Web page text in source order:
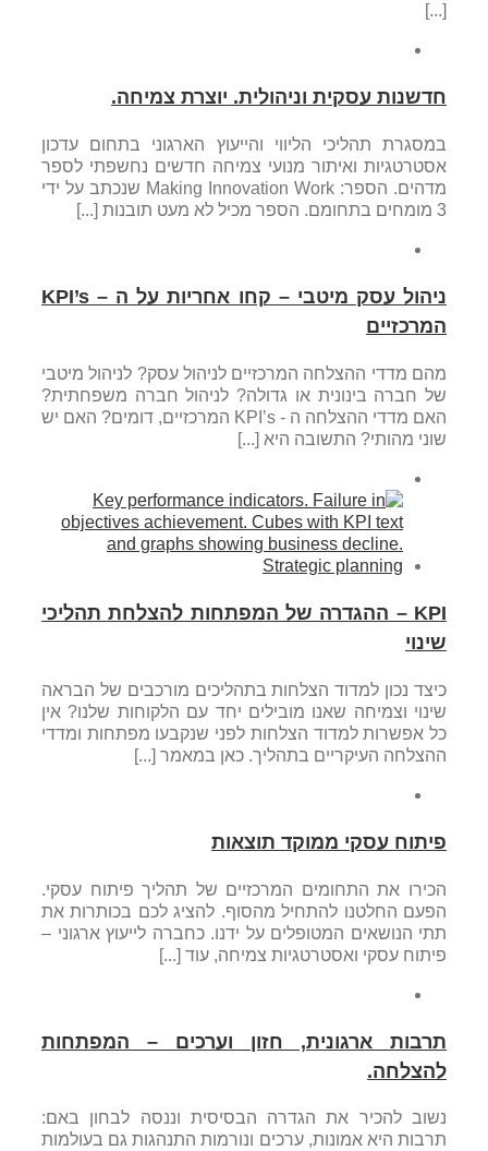
[...]
חדשנות עסקית וניהולית. יוצרת צמיחה.
במסגרת תהליכי הליווי והייעוץ הארגוני בתחום עדכון
אסטרטגיות ואיתור מנועי צמיחה חדשים נחשפתי לספר
מדהים. הספר: Making Innovation Work שנכתב על ידי
3 מומחים בתחומם. הספר מכיל לא מעט תובנות [...]
ניהול עסק מיטבי – קחו אחריות על ה – KPI’s
המרכזיים
מהם מדדי ההצלחה המרכזיים לניהול עסק? לניהול מיטבי
של חברה בינונית או גדולה? לניהול חברה משפחתית?
האם מדדי ההצלחה ה - KPI’s המרכזיים, דומים? האם יש
שוני מהותי? התשובה היא [...]
KPI – ההגדרה של המפתחות להצלחת תהליכי
שינוי
כיצד נכון למדוד הצלחות בתהליכים מורכבים של הבראה
שינוי וצמיחה שאנו מובילים יחד עם הלקוחות שלנו? אין
כל אפשרות למדוד הצלחות לפני שנקבעו מפתחות ומדדי
ההצלחה העיקריים בתהליך. כאן במאמר [...]
פיתוח עסקי ממוקד תוצאות
הכירו את התחומים המרכזיים של תהליך פיתוח עסקי.
הפעם החלטנו להתחיל מהסוף. להציג לכם בכותרות את
תתי הנושאים המטופלים על ידנו. כחברה לייעוץ ארגוני –
פיתוח עסקי ואסטרטגיות צמיחה, עוד [...]
תרבות ארגונית, חזון וערכים – המפתחות
להצלחה.
נשוב להכיר את הגדרה הבסיסית וננסה לבחון באם:
תרבות היא אמונות, ערכים ונורמות התנהגות גם בעולמות